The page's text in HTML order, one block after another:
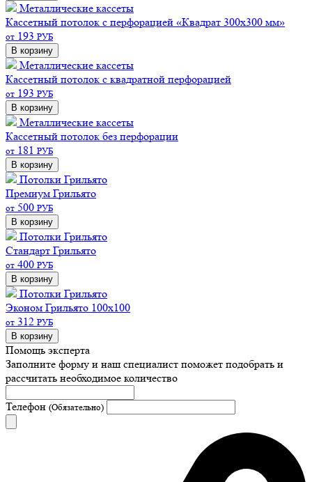
Металлические кассеты
Кассетный потолок с перфорацией «Квадрат 300х300 мм»
от 193 РУБ
В корзину
Металлические кассеты
Кассетный потолок с квадратной перфорацией
от 193 РУБ
В корзину
Металлические кассеты
Кассетный потолок без перфорации
от 181 РУБ
В корзину
Потолки Грильято
Премиум Грильято
от 500 РУБ
В корзину
Потолки Грильято
Стандарт Грильято
от 400 РУБ
В корзину
Потолки Грильято
Эконом Грильято 100х100
от 312 РУБ
В корзину
Помощь эксперта
Заполните форму и наш специалист поможет подобрать и
рассчитать необходимое количество
Телефон (Обязательно)